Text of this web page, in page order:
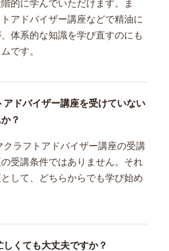
的に学んでいただけます。ま
アドバイザー講座などで精油に
体系的な知識を学び直すのにも
です。
アドバイザー講座を受けていない
？
クラフトアドバイザー講座の受講
受講条件ではありません。それ
して、どちらからでも学び始め
くても大丈夫ですか？